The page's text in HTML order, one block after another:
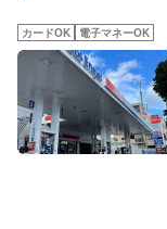
カードOK 電子マネーOK